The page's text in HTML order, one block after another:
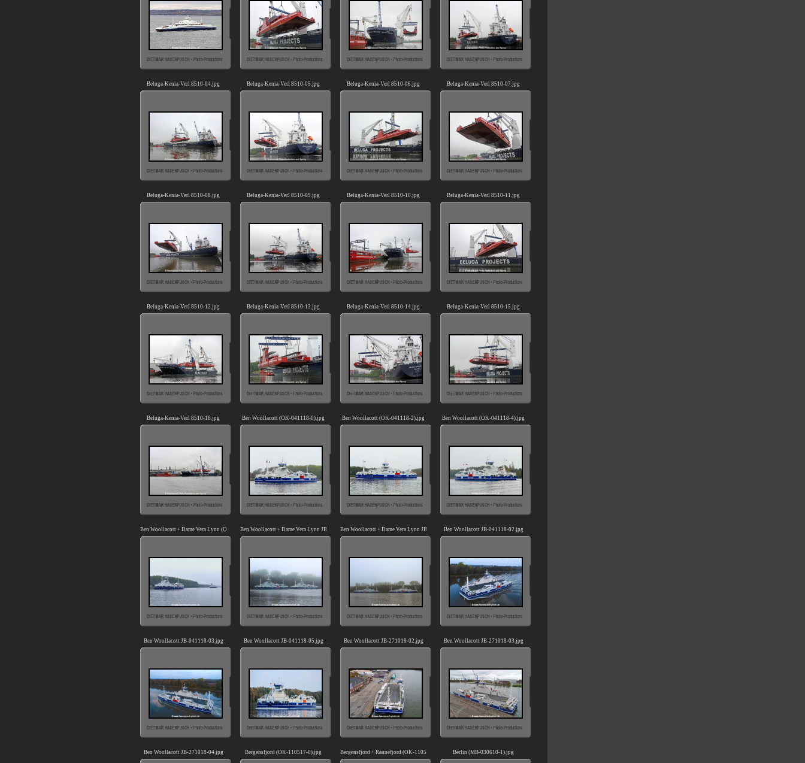
Beluga-Kenia-Verl 8510-04.jpg Beluga-Kenia-Verl 8510-05.jpg Beluga-Kenia-Verl 8510-06.jpg Beluga-Kenia-Verl 8510-07.jpg
Beluga-Kenia-Verl 8510-08.jpg Beluga-Kenia-Verl 8510-09.jpg Beluga-Kenia-Verl 8510-10.jpg Beluga-Kenia-Verl 8510-11.jpg
Beluga-Kenia-Verl 8510-12.jpg Beluga-Kenia-Verl 8510-13.jpg Beluga-Kenia-Verl 8510-14.jpg Beluga-Kenia-Verl 8510-15.jpg
Beluga-Kenia-Verl 8510-16.jpg Ben Woollacott (OK-041118-0).jpg Ben Woollacott (OK-041118-2).jpg Ben Woollacott (OK-041118-4).jpg
Ben Woollacott + Dame Vera Lynn (OK-041118-0).jpgBen Woollacott + Dame Vera Lynn JB-041118-01.jpgBen Woollacott + Dame Vera Lynn JB-041118-03.jpgBen Woollacott JB-041118-02.jpg
Ben Woollacott JB-041118-03.jpg Ben Woollacott JB-041118-05.jpg Ben Woollacott JB-271018-02.jpg Ben Woollacott JB-271018-03.jpg
Ben Woollacott JB-271018-04.jpg Bergensfjord (OK-110517-0).jpg Bergensfjord + Raunefjord (OK-110517-0).jpg Berlin (MB-030610-1).jpg